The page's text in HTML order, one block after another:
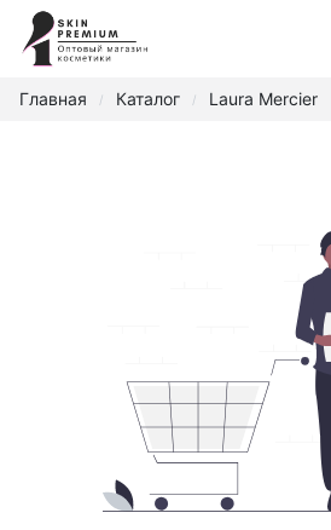
Главная / Каталог / Laura Mercier